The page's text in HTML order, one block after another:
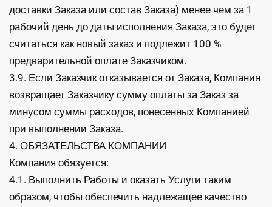
доставки Заказа или состав Заказа) менее чем за 1
рабочий день до даты исполнения Заказа, это будет
считаться как новый заказ и подлежит 100 %
предварительной оплате Заказчиком.
3.9. Если Заказчик отказывается от Заказа, Компания
возвращает Заказчику сумму оплаты за Заказ за
минусом суммы расходов, понесенных Компанией
при выполнении Заказа.
4. ОБЯЗАТЕЛЬСТВА КОМПАНИИ
Компания обязуется:
4.1. Выполнить Работы и оказать Услуги таким
образом, чтобы обеспечить надлежащее качество